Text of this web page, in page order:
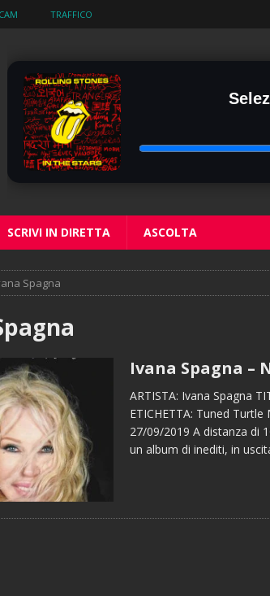
TRAFFICO
SCRIVI IN DIRETTA ASCOLTA
Spagna
Ivana Spagna –
ARTISTA: Ivana Spagna
ETICHETTA: Tuned
27/09/2019 A distanza di
un album di inediti, in